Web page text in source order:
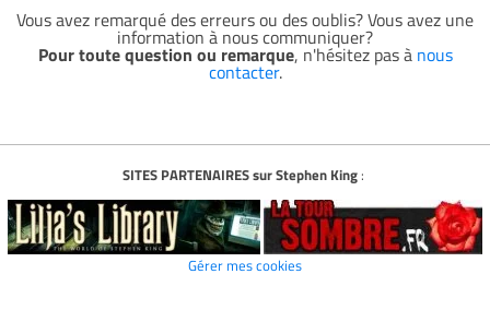
Vous avez remarqué des erreurs ou des oublis? Vous avez une
information à nous communiquer?
Pour toute question ou remarque, n'hésitez pas à nous
contacter.
SITES PARTENAIRES sur Stephen King:
Gérer mes cookies